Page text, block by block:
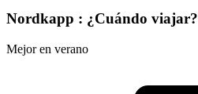
Nordkapp : ¿Cuándo viajar?
Mejor en verano